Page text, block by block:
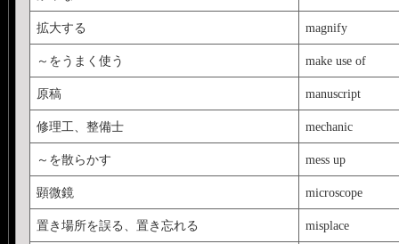
拡大する magnify
～をうまく使う make use of
原稿 manuscript
修理工、整備士 mechanic
～を散らかす mess up
顕微鏡 microscope
置き場所を誤る、置き忘れる misplace